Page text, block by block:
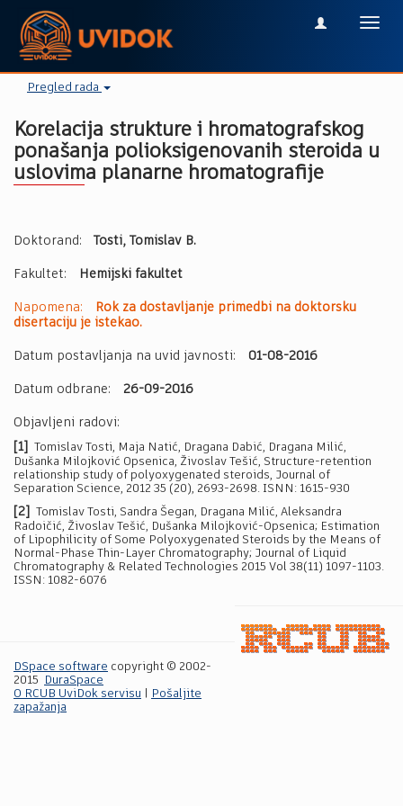
Pregled rada
Korelacija strukture i hromatografskog
ponašanja polioksigenovanih steroida u
uslovima planarne hromatografije
Doktorand: Tosti, Tomislav B.
Fakultet: Hemijski fakultet
Napomena:
Rok za dostavljanje primedbi na doktorsku
disertaciju je istekao.
Datum postavljanja na uvid javnosti: 01-08-2016
Datum odbrane: 26-09-2016
Objavljeni radovi:
[1]
Tomislav Tosti, Maja Natić, Dragana Dabić, Dragana Milić,
Dušanka Milojković Opsenica, Živoslav Tešić, Structure-retention
relationship study of polyoxygenated steroids, Journal of
Separation Science, 2012 35 (20), 2693-2698. ISNN: 1615-930
[2]
Tomislav Tosti, Sandra Šegan, Dragana Milić, Aleksandra
Radoičić, Živoslav Tešić, Dušanka Milojković-Opsenica; Estimation
of Lipophilicity of Some Polyoxygenated Steroids by the Means of
Normal-Phase Thin-Layer Chromatography; Journal of Liquid
Chromatography & Related Technologies 2015 Vol 38(11) 1097-1103.
ISSN: 1082-6076
DSpace software copyright © 2002-
2015
DuraSpace
O RCUB UviDok servisu
Pošaljite
zapažanja